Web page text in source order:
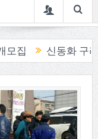
신동화 구리시장, ‘시